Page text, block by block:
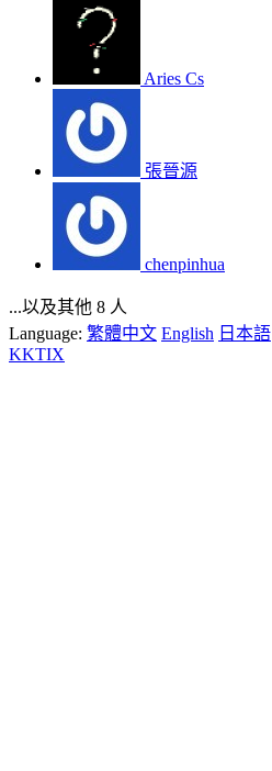
Aries Cs
張晉源
chenpinhua
...以及其他 8 人
Language: 繁體中文 English 日本語
KKTIX